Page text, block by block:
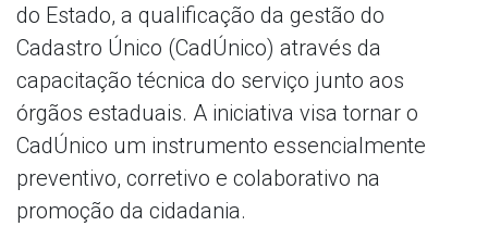
do Estado, a qualificação da gestão do
Cadastro Único (CadÚnico) através da
capacitação técnica do serviço junto aos
órgãos estaduais. A iniciativa visa tornar o
CadÚnico um instrumento essencialmente
preventivo, corretivo e colaborativo na
promoção da cidadania.